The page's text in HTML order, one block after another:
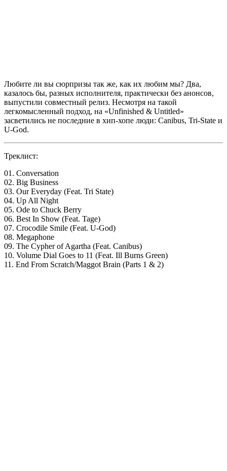
Любите ли вы сюрпризы так же, как их любим мы? Два,
казалось бы, разных исполнителя, практически без анонсов,
выпустили совместный релиз. Несмотря на такой
легкомысленный подход, на «Unfinished & Untitled»
засветились не последние в хип-хопе люди: Canibus, Tri-State и
U-God.
Треклист:
01. Conversation
02. Big Business
03. Our Everyday (Feat. Tri State)
04. Up All Night
05. Ode to Chuck Berry
06. Best In Show (Feat. Tage)
07. Crocodile Smile (Feat. U-God)
08. Megaphone
09. The Cypher of Agartha (Feat. Canibus)
10. Volume Dial Goes to 11 (Feat. Ill Burns Green)
11. End From Scratch/Maggot Brain (Parts 1 & 2)